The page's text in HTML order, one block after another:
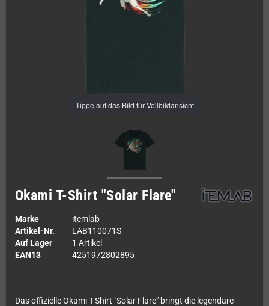
Tippe auf das Bild für Vollbildansicht
Okami T-Shirt "Solar Flare"
Marke
itemlab
Artikel-Nr.
LAB110071S
Auf Lager
1 Artikel
EAN13
4251972802895
Das offizielle Okami T-Shirt "Solar Flare" bringt die legendäre